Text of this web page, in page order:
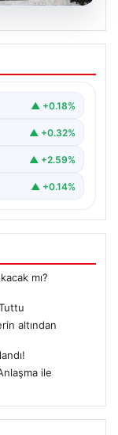
▲ +0.18%
▲ +0.32%
▲ +2.59%
▲ +0.14%
mı?
altından
ile